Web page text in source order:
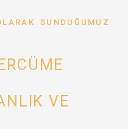
SUNDUĞUMUZ
VE